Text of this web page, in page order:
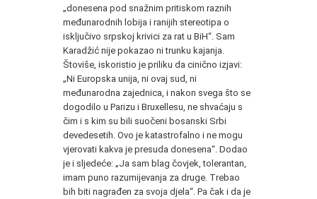
„donesena pod snažnim pritiskom raznih
međunarodnih lobija i ranijih stereotipa o
isključivo srpskoj krivici za rat u BiH“. Sam
Karadžić nije pokazao ni trunku kajanja.
Štoviše, iskoristio je priliku da cinično izjavi:
„Ni Europska unija, ni ovaj sud, ni
međunarodna zajednica, i nakon svega što se
dogodilo u Parizu i Bruxellesu, ne shvaćaju s
čim i s kim su bili suočeni bosanski Srbi
devedesetih. Ovo je katastrofalno i ne mogu
vjerovati kakva je presuda donesena“. Dodao
je i sljedeće: „Ja sam blag čovjek, tolerantan,
imam puno razumijevanja za druge. Trebao
bih biti nagrađen za svoja djela“. Pa čak i da je